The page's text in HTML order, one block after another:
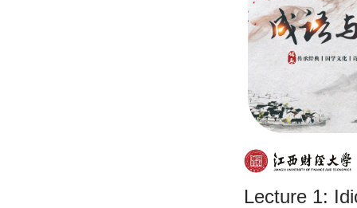
Lecture 1: